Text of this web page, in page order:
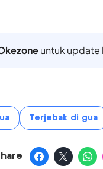
untuk update
Terjebak di gua